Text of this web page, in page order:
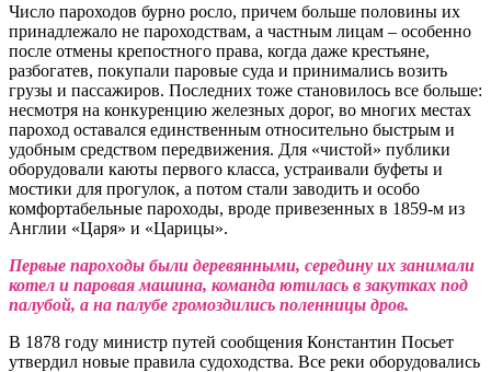
Число пароходов бурно росло, причем больше половины их
принадлежало не пароходствам, а частным лицам – особенно
после отмены крепостного права, когда даже крестьяне,
разбогатев, покупали паровые суда и принимались возить
грузы и пассажиров. Последних тоже становилось все больше:
несмотря на конкуренцию железных дорог, во многих местах
пароход оставался единственным относительно быстрым и
удобным средством передвижения. Для «чистой» публики
оборудовали каюты первого класса, устраивали буфеты и
мостики для прогулок, а потом стали заводить и особо
комфортабельные пароходы, вроде привезенных в 1859-м из
Англии «Царя» и «Царицы».
Первые пароходы были деревянными, середину их занимали
котел и паровая машина, команда ютилась в закутках под
палубой, а на палубе громоздились поленницы дров.
В 1878 году министр путей сообщения Константин Посьет
утвердил новые правила судоходства. Все реки оборудовались